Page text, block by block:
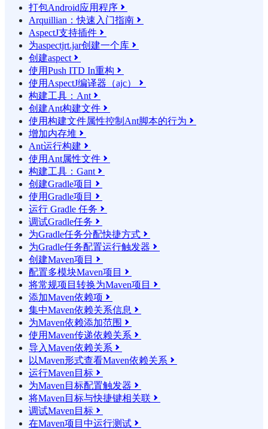
打包Android应用程序 
Arquillian：快速入门指南 
AspectJ支持插件 
为aspectjrt.jar创建一个库 
创建aspect 
使用Push ITD In重构 
使用AspectJ编译器（ajc） 
构建工具：Ant 
创建Ant构建文件 
使用构建文件属性控制Ant脚本的行为 
增加内存堆 
Ant运行构建 
使用Ant属性文件 
构建工具：Gant 
创建Gradle项目 
使用Gradle项目 
运行 Gradle 任务 
调试Gradle任务 
为Gradle任务分配快捷方式 
为Gradle任务配置运行触发器 
创建Maven项目 
配置多模块Maven项目 
将常规项目转换为Maven项目 
添加Maven依赖项 
集中Maven依赖关系信息 
为Maven依赖添加范围 
使用Maven传递依赖关系 
导入Maven依赖关系 
以Maven形式查看Maven依赖关系 
运行Maven目标 
为Maven目标配置触发器 
将Maven目标与快捷键相关联 
调试Maven目标 
在Maven项目中运行测试 